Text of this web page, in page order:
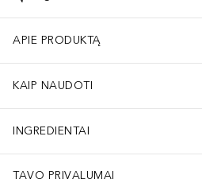
APIE PRODUKTĄ
KAIP NAUDOTI
INGREDIENTAI
TAVO PRIVALUMAI